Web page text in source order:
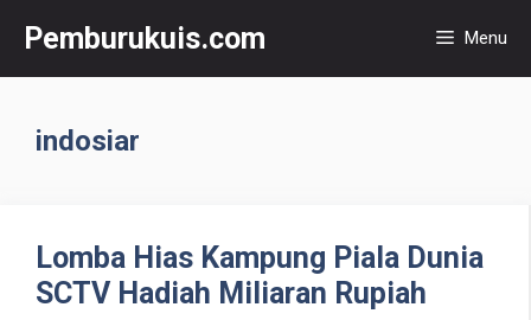
Pemburukuis.com Menu
indosiar
Lomba Hias Kampung Piala Dunia
SCTV Hadiah Miliaran Rupiah